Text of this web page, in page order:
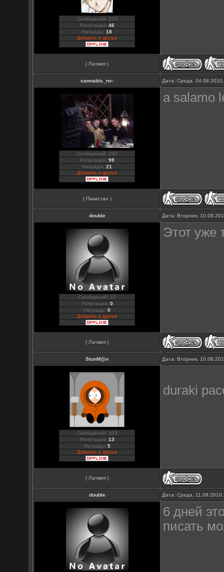
Сообщений: 270
Репутация: 46
Награды:18
Добавить в друзья
( Латвия )
cannabis_nv- Дата: Среда,
Сообщений: 293
Репутация: 99
Награды:21
Добавить в друзья
a salamo
( Пакистан )
double Дата: Вторник,
Сообщений: 10
Репутация: 0
Награды:0
Добавить в друзья
Этот уже
( Латвия )
StunM@n Дата: Вторник,
Сообщений: 103
Репутация: 13
Награды:5
Добавить в друзья
duraki
( Латвия )
double Дата: Среда,
6 дней
писать